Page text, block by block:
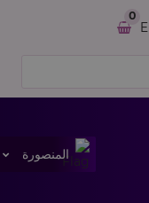
المنصورة